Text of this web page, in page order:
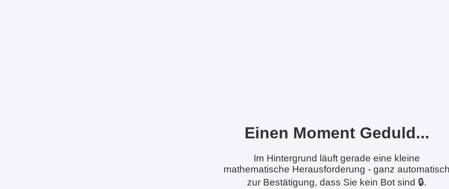
Einen Moment Geduld...
Im Hintergrund läuft gerade eine kleine
mathematische Herausforderung - ganz
zur Bestätigung, dass Sie kein Bot sind 🔒.